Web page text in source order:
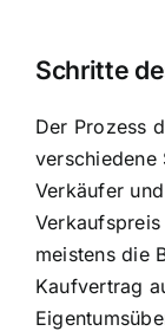
Schritte
Der Prozess
verschiedene
Verkäufer
meistens die
Kaufvertrag